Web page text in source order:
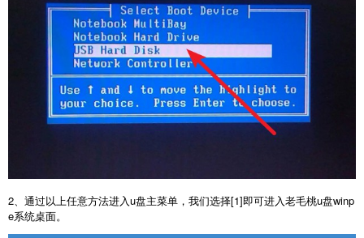
2、通过以上任意方法进入u盘主菜单，我们选择[1]即可进入老毛桃u盘winp
e系统桌面。